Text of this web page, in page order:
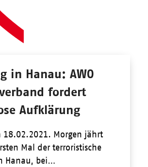
in Hanau: AWO
fordert
Aufklärung
18.02.2021. Morgen jährt
Mal der terroristische
Hanau, bei…